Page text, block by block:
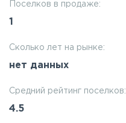
Поселков в продаже:
1
Сколько лет на рынке:
нет данных
Средний рейтинг поселков:
4.5